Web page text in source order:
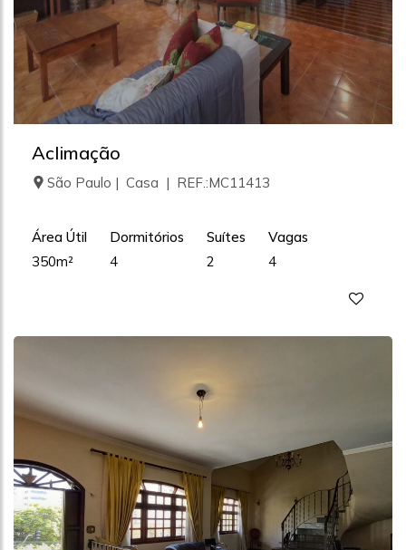
Aclimação
São Paulo | Casa | REF.:MC11413
Área Útil
350m²
Dormitórios
4
Suítes
2
Vagas
4